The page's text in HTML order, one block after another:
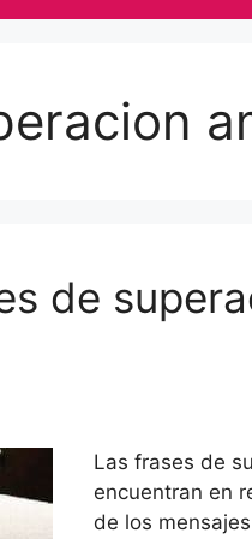
de
Las frases de
encuentran en
de los